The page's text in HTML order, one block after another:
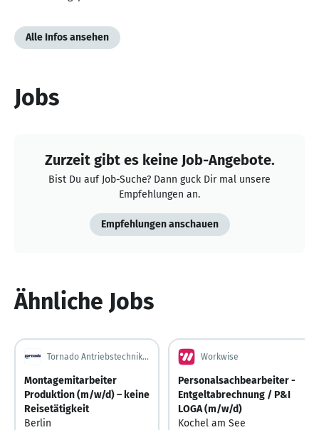
Alle Infos ansehen
Jobs
Zurzeit gibt es keine Job-Angebote.
Bist Du auf Job-Suche? Dann guck Dir mal unsere
Empfehlungen an.
Empfehlungen anschauen
Ähnliche Jobs
Tornado Antriebstechnik GmbH
Montagemitarbeiter
Produktion (m/w/d) – keine
Reisetätigkeit
Berlin
Workwise
Personalsachbearbeiter -
Entgeltabrechnung / P&I
LOGA (m/w/d)
Kochel am See